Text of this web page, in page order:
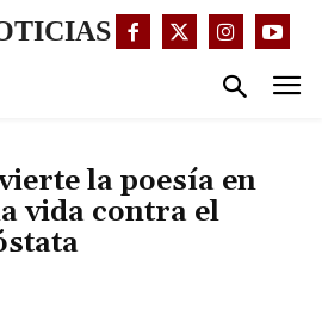
la poesía en
vida contra el